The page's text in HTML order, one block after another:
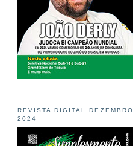
REVISTA DIGITAL DEZEMBRO
2024